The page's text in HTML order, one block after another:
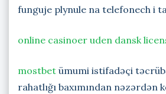
funguje plynule na telefonech i
online casinoer uden dansk
mostbet ümumi istifadəçi
rahatlığı baxımından nəzərdən